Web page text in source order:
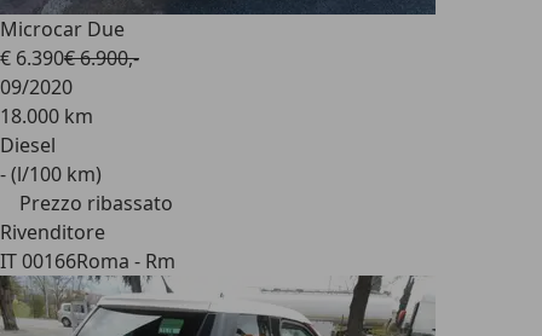
Microcar Due
€ 6.390€ 6.900,-
09/2020
18.000 km
Diesel
- (l/100 km)
Prezzo ribassato
Rivenditore
IT 00166Roma - Rm